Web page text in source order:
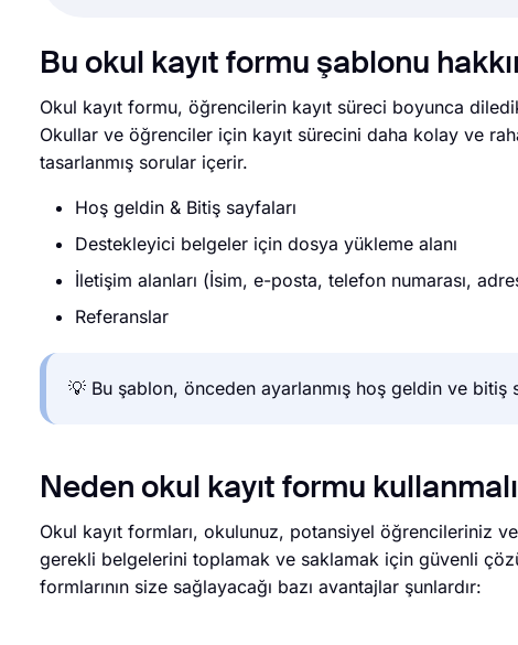
Bu okul kayıt formu şablonu
Okul kayıt formu, öğrencilerin kayıt süreci boyunca
Okullar ve öğrenciler için kayıt sürecini daha kolay ve
tasarlanmış sorular içerir.
Hoş geldin & Bitiş sayfaları
Destekleyici belgeler için dosya yükleme alanı
İletişim alanları (İsim, e-posta, telefon numarası,
Referanslar
💡 Bu şablon, önceden ayarlanmış hoş geldin ve
Neden okul kayıt formu
Okul kayıt formları, okulunuz, potansiyel öğrencileriniz
gerekli belgelerini toplamak ve saklamak için güvenli
formlarının size sağlayacağı bazı avantajlar şunlardır: